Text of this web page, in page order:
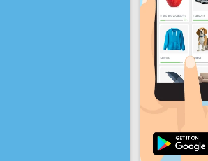
Progresi i
Progresi mujor
Progresi i